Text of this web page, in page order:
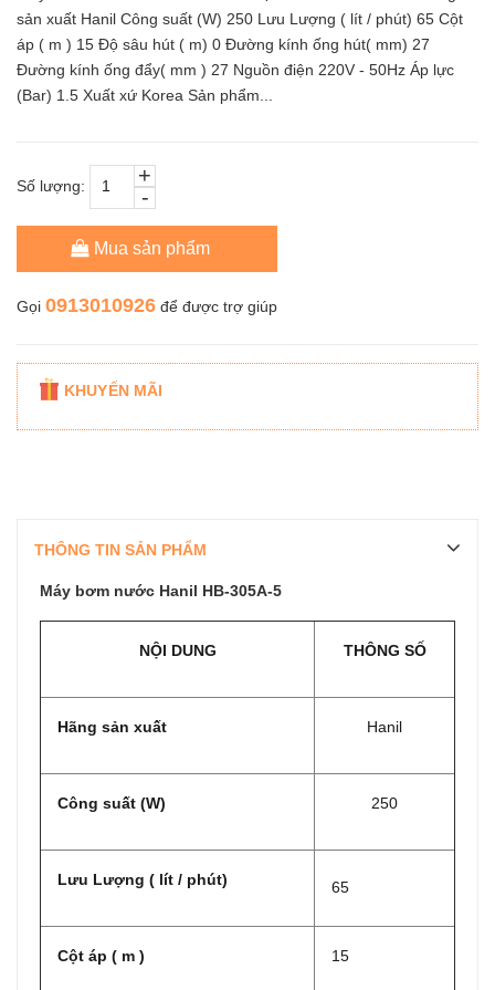
sản xuất Hanil Công suất (W) 250 Lưu Lượng ( lít / phút) 65 Cột
áp ( m ) 15 Độ sâu hút ( m) 0 Đường kính ống hút( mm) 27
Đường kính ống đẩy( mm ) 27 Nguồn điện 220V - 50Hz Áp lực
(Bar) 1.5 Xuất xứ Korea Sản phẩm...
Số lượng: -
+
Mua sản phẩm
Gọi 0913010926 để được trợ giúp
KHUYẾN MÃI
THÔNG TIN SẢN PHẨM
Máy bơm nước Hanil HB-305A-5
NỘI DUNG THÔNG SỐ
Hãng sản xuất Hanil
Công suất (W) 250
Lưu Lượng ( lít / phút) 65
Cột áp ( m ) 15